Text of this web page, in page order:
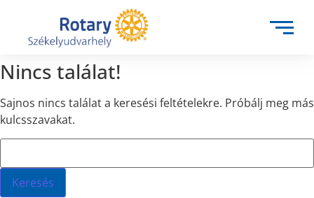
Nincs találat!
Sajnos nincs találat a keresési feltételekre. Próbálj meg más
kulcsszavakat.